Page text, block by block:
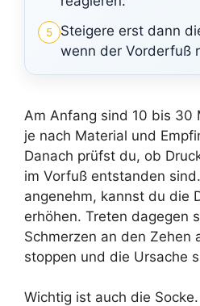
5
Steigere erst dann
wenn der Vorderfuß
Am Anfang sind 10 bis 30
je nach Material und
Danach prüfst du, ob
im Vorfuß entstanden
angenehm, kannst du die
erhöhen. Treten dagegen
Schmerzen an den Zehen
stoppen und die Ursache
Wichtig ist auch die